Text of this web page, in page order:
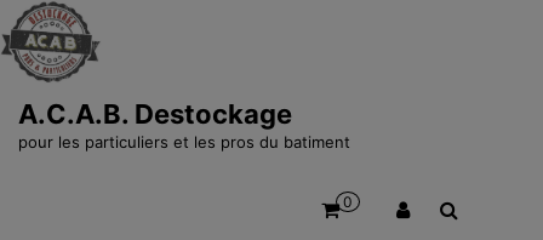
A.C.A.B. Destockage
pour les particuliers et les pros du batiment
0